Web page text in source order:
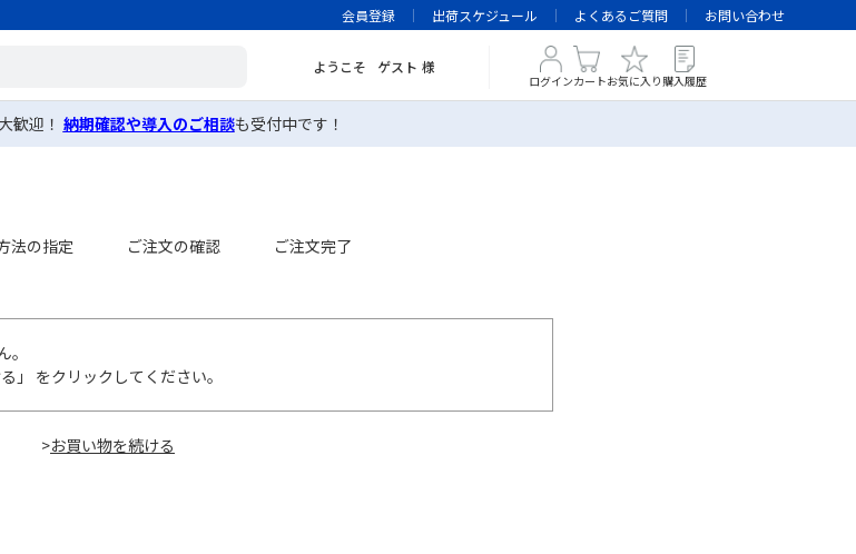
会員登録 出荷スケジュール よくあるご質問 お問い合わせ
ようこそ ゲスト 様
ログインカートお気に入り 購入履歴
歓迎！ 納期確認や導入のご相談も受付中です！
法の指定 ご注文の確認 ご注文完了
」 をクリックしてください。
>